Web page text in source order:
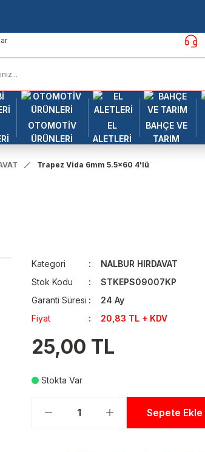
OTOMOTİV
ÜRÜNLERİ
EL
ALETLERİ
BAHÇE VE
TARIM
Trapez Vida 6mm 5.5x60 4'lü
Kategori
NALBUR HIRDAVAT
Stok Kodu
STKEPS09007KP
Garanti Süresi
24 Ay
Fiyat
20,83 TL + KDV
25,00 TL
Stokta Var
Sepete Ekle